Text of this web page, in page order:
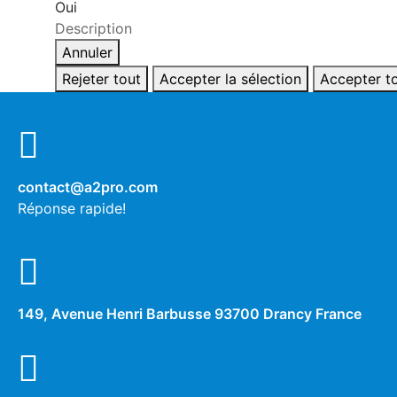
Oui
Description
Annuler
Rejeter tout
Accepter la sélection Accepter
contact@a2pro.com
Réponse rapide!
149, Avenue Henri Barbusse 93700 Drancy France